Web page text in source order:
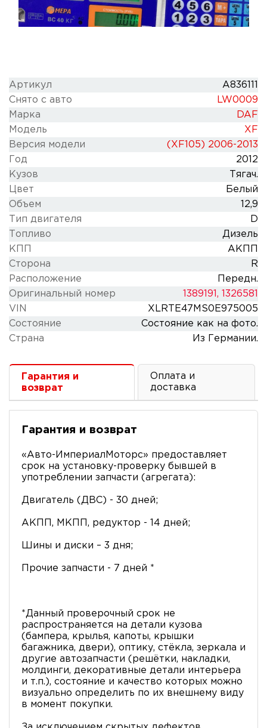
Артикул
A836111
Снято с авто
LW0009
Марка
DAF
Модель
XF
Версия модели
(XF105) 2006-2013
Год
2012
Кузов
Тягач.
Цвет
Белый
Объем
12,9
Тип двигателя
D
Топливо
Дизель
КПП
АКПП
Сторона
R
Расположение
Передн.
Оригинальный номер
1389191, 1326581
VIN
XLRTE47MS0E975005
Состояние
Состояние как на фото.
Cтрана
Из Германии.
Гарантия и
возврат
Оплата и
доставка
Гарантия и возврат
«Авто-ИмпериалМоторс» предоставляет
срок на установку-проверку бывшей в
употреблении запчасти (агрегата):
Двигатель (ДВС) - 30 дней;
АКПП, МКПП, редуктор - 14 дней;
Шины и диски – 3 дня;
Прочие запчасти - 7 дней *
*Данный проверочный срок не
распространяется на детали кузова
(бампера, крылья, капоты, крышки
багажника, двери), оптику, стёкла, зеркала и
другие автозапчасти (решётки, накладки,
молдинги, декоративные детали интерьера
и т.п.), состояние и качество которых можно
визуально определить по их внешнему виду
в момент покупки.